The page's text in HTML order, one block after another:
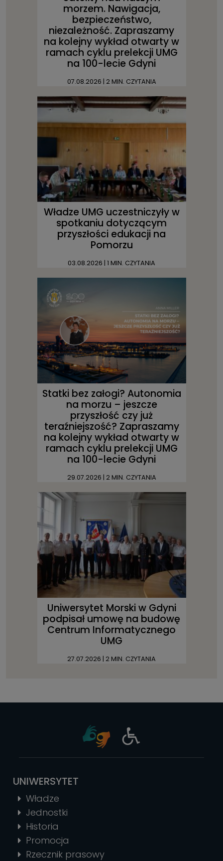
morzem. Nawigacja,
bezpieczeństwo,
niezależność. Zapraszamy
na kolejny wykład otwarty w
ramach cyklu prelekcji UMG
na 100-lecie Gdyni
07.08.2026 | 2 MIN. CZYTANIA
Władze UMG uczestniczyły w
spotkaniu dotyczącym
przyszłości edukacji na
Pomorzu
03.08.2026 | 1 MIN. CZYTANIA
Statki bez załogi? Autonomia
na morzu – jeszcze
przyszłość czy już
teraźniejszość? Zapraszamy
na kolejny wykład otwarty w
ramach cyklu prelekcji UMG
na 100-lecie Gdyni
29.07.2026 | 2 MIN. CZYTANIA
Uniwersytet Morski w Gdyni
podpisał umowę na budowę
Centrum Informatycznego
UMG
27.07.2026 | 2 MIN. CZYTANIA
UNIWERSYTET
Władze
Jednostki
Historia
Promocja
Rzecznik prasowy